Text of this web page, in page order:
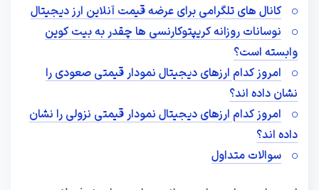
کانال های تلگرامی برای عرضه قیمت آنلاین ارز دیجیتال
نوسانات روزانه کریپتوکارنسی ها چقدر به بیت کوین
وابسته است؟
امروز کدام ارزهای دیجیتال نمودار قیمتی صعودی را
نشان داده اند؟
امروز کدام ارزهای دیجیتال نمودار قیمتی نزولی را نشان
داده اند؟
سوالات متداول